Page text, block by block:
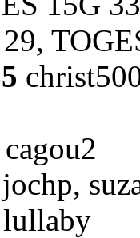
cagou2
jochp,
lullaby